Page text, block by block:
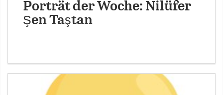
Porträt der Woche: Nilüfer
Şen Taştan